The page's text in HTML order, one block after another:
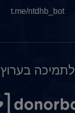
לתמיכה בערוץ
t.me/ntdhb_bot